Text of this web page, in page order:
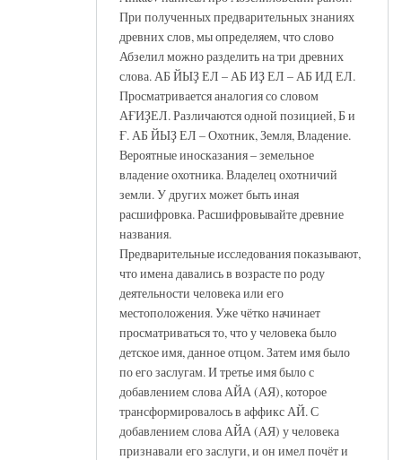
При полученных предварительных знаниях
древних слов, мы определяем, что слово
Абзелил можно разделить на три древних
слова. АБ ЙЫҘ ЕЛ – АБ ИҘ ЕЛ – АБ ИД ЕЛ.
Просматривается аналогия со словом
АҒИҘЕЛ. Различаются одной позицией, Б и
Ғ. АБ ЙЫҘ ЕЛ – Охотник, Земля, Владение.
Вероятные иносказания – земельное
владение охотника. Владелец охотничий
земли. У других может быть иная
расшифровка. Расшифровывайте древние
названия.
Предварительные исследования показывают,
что имена давались в возрасте по роду
деятельности человека или его
местоположения. Уже чётко начинает
просматриваться то, что у человека было
детское имя, данное отцом. Затем имя было
по его заслугам. И третье имя было с
добавлением слова АЙА (АЯ), которое
трансформировалось в аффикс АЙ. С
добавлением слова АЙА (АЯ) у человека
признавали его заслуги, и он имел почёт и